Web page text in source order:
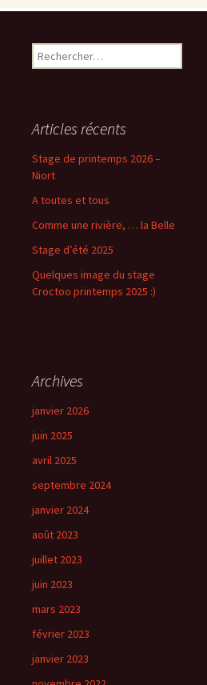
Rechercher :
Articles récents
Stage de printemps 2026 –
Niort
A toutes et tous
Comme une rivière, … la Belle
Stage d’été 2025
Quelques image du stage
Croctoo printemps 2025 :)
Archives
janvier 2026
juin 2025
avril 2025
septembre 2024
janvier 2024
août 2023
juillet 2023
juin 2023
mars 2023
février 2023
janvier 2023